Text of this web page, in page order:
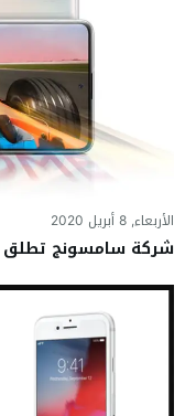
الأربعاء, 8 أبريل 2020
شركة سامسونج تطلق Galaxy A51 5G و Galaxy A71 5G